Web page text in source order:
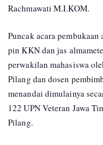
Rachmawati M.I.KOM.
Puncak acara pembukaan
pin KKN dan jas
perwakilan mahasiswa
Pilang dan dosen
menandai dimulainya
122 UPN Veteran Jawa
Pilang.